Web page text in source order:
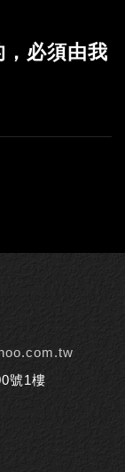
必須由我
號1樓